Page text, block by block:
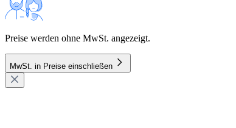
Preise werden ohne MwSt. angezeigt.
MwSt. in Preise einschließen